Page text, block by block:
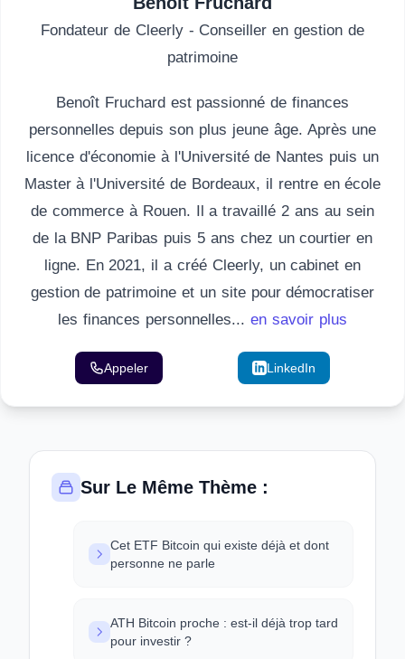
Fondateur de Cleerly - Conseiller en gestion de
patrimoine
Benoît Fruchard est passionné de finances
personnelles depuis son plus jeune âge. Après une
licence d'économie à l'Université de Nantes puis un
Master à l'Université de Bordeaux, il rentre en école
de commerce à Rouen. Il a travaillé 2 ans au sein
de la BNP Paribas puis 5 ans chez un courtier en
ligne. En 2021, il a créé Cleerly, un cabinet en
gestion de patrimoine et un site pour démocratiser
les finances personnelles... en savoir plus
Appeler LinkedIn
Sur Le Même Thème :
Cet ETF Bitcoin qui existe déjà et dont
personne ne parle
ATH Bitcoin proche : est-il déjà trop tard
pour investir ?